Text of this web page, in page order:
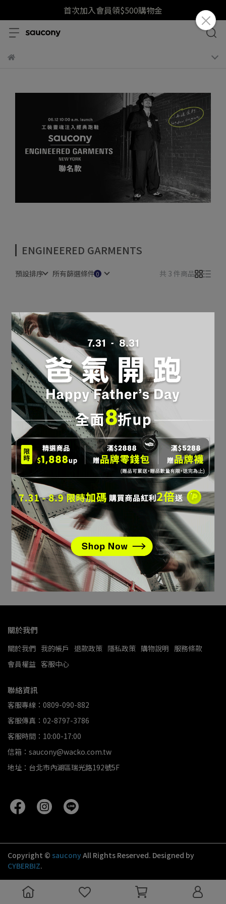
首次加入會員領$500購物金
ENGINEERED GARMENTS
預設排序 所有篩選條件 共 3 件商品
Engineered Garments 聯
名 │Saucony Shadow
Original 復古跑鞋 黑白(中
性)
NT$6,690
加入購物車
Engineered Garments 聯
名 │Saucony Shadow
Original 復古跑鞋 黑色(中
性)
NT$4,590
加入購物車
Engineered Garments 聯
名 │Saucony Shadow
Original 復古跑鞋 棕色(中
性)
NT$4,590
加入購物車
關於我們
關於我們 我的帳戶 退款政策 隱私政策 購物說明 服務條款
會員權益 客服中心
聯絡資訊
客服專線：0809-090-882
客服傳真：02-8797-3786
客服時間：10:00-17:00
信箱：saucony@wacko.com.tw
地址：台北市內湖區瑞光路192號5F
Copyright © sauconyAll Rights Reserved. Designed by
CYBERBIZ.